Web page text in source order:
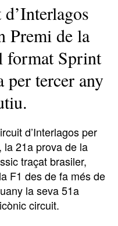
Premi de la
format Sprint
per tercer any
d’Interlagos per
la 21a prova de la
traçat brasiler,
F1 des de fa més de
la seva 51a
circuit.